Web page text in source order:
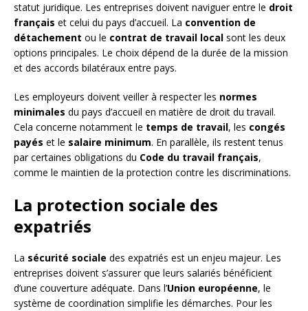
statut juridique. Les entreprises doivent naviguer entre le droit
français et celui du pays d’accueil. La convention de
détachement ou le contrat de travail local sont les deux
options principales. Le choix dépend de la durée de la mission
et des accords bilatéraux entre pays.
Les employeurs doivent veiller à respecter les normes
minimales du pays d’accueil en matière de droit du travail.
Cela concerne notamment le temps de travail, les congés
payés et le salaire minimum. En parallèle, ils restent tenus
par certaines obligations du Code du travail français,
comme le maintien de la protection contre les discriminations.
La protection sociale des
expatriés
La sécurité sociale des expatriés est un enjeu majeur. Les
entreprises doivent s’assurer que leurs salariés bénéficient
d’une couverture adéquate. Dans l’Union européenne, le
système de coordination simplifie les démarches. Pour les